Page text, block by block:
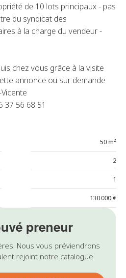
preneur
Nous vous préviendrons
rejoint notre catalogue.
de 10 lots principaux - pas
du syndicat des
à la charge du vendeur -
chez vous grâce à la visite
annonce ou sur demande
37 56 68 51
50 m²
2
1
130 000 €